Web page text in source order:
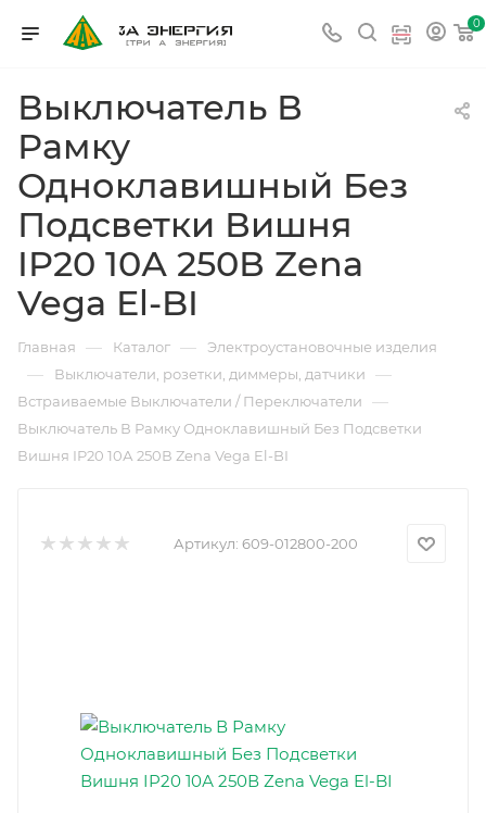
0
Выключатель В
Рамку
Одноклавишный Без
Подсветки Вишня
IP20 10А 250В Zena
Vega El-BI
Главная — Каталог — Электроустановочные изделия
— Выключатели, розетки, диммеры, датчики —
Встраиваемые Выключатели / Переключатели —
Выключатель В Рамку Одноклавишный Без Подсветки
Вишня IP20 10А 250В Zena Vega El-BI
Артикул: 609-012800-200